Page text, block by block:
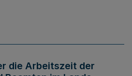
die Arbeitszeit der